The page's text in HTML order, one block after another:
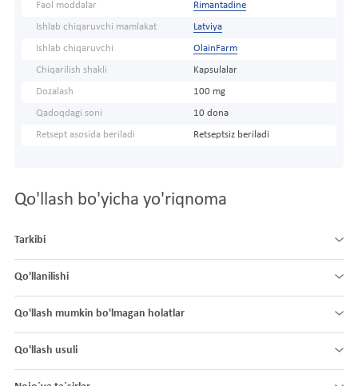
Faol moddalar Rimantadine
Ishlab chiqaruvchi mamlakat Latviya
Ishlab chiqaruvchi OlainFarm
Chiqarilish shakli Kapsulalar
Dozalash 100 mg
Qadoqdagi soni 10 dona
Retsept asosida beriladi Retseptsiz beriladi
Qo'llash bo'yicha yo'riqnoma
Tarkibi
Qo'llanilishi
Qo'llash mumkin bo'lmagan holatlar
Qo'llash usuli